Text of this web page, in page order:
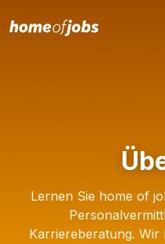
Lernen Sie home of
Karriereberatung.